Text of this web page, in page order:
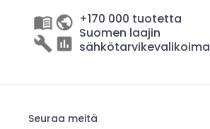
+170 000 tuotetta
Suomen laajin
sähkötarvikevalikoima
Seuraa meitä